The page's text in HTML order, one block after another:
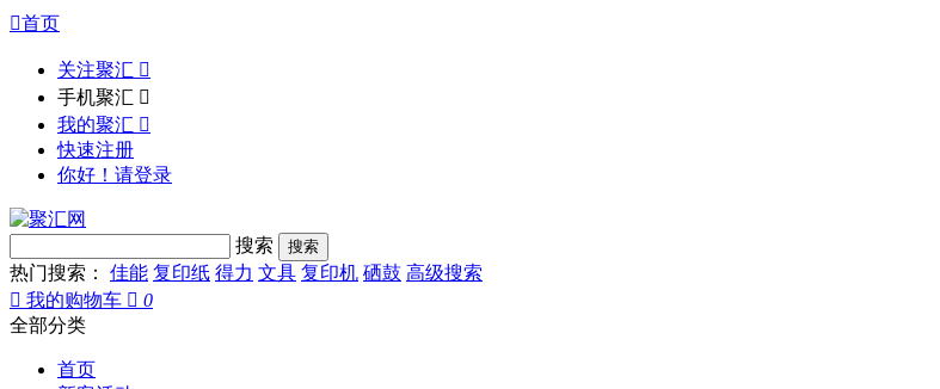
首页
关注聚汇 
手机聚汇 
我的聚汇 
快速注册
你好！请登录
搜索
热门搜索： 佳能 复印纸 得力 文具 复印机 硒鼓 高级搜索
 我的购物车  0
全部分类
首页